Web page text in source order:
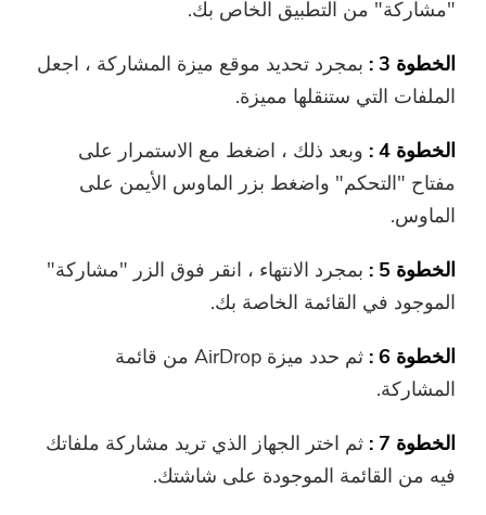
"مشاركة" من التطبيق الخاص بك.
الخطوة 3 :
بمجرد تحديد موقع ميزة المشاركة ، اجعل
الملفات التي ستنقلها مميزة.
الخطوة 4 :
وبعد ذلك ، اضغط مع الاستمرار على
مفتاح "التحكم" واضغط بزر الماوس الأيمن على
الماوس.
الخطوة 5 :
بمجرد الانتهاء ، انقر فوق الزر "مشاركة"
الموجود في القائمة الخاصة بك.
الخطوة 6 :
ثم حدد ميزة AirDrop من قائمة
المشاركة.
الخطوة 7 :
ثم اختر الجهاز الذي تريد مشاركة ملفاتك
فيه من القائمة الموجودة على شاشتك.
أنت على وشك الإنتهاء.
اشترك في أفضل عروضنا وأخبارنا
الحارة موجه
إلا على جهاز Mac. يمكنك إدخال
عنوان بريدك الإلكتروني للحصول
إذا كنت ترغب في شراء البرنامج ،
الرجاء إدخال عنوان بريد إلكتروني صالح.